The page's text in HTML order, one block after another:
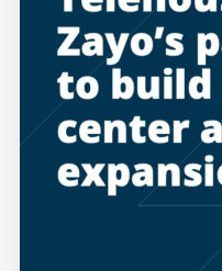
Products & Services
Industries